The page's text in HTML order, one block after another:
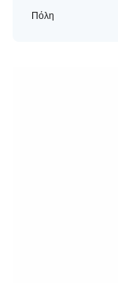
Πόλη